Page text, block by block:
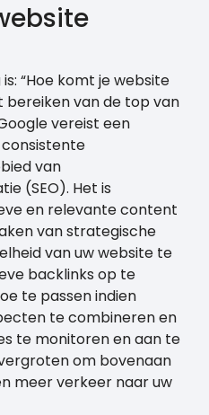
“Hoe komt je website
bereiken van de top van
vereist een
van
(SEO). Het is
en relevante content
van strategische
van uw website te
backlinks op te
te passen indien
te combineren en
te monitoren en aan te
om bovenaan
meer verkeer naar uw